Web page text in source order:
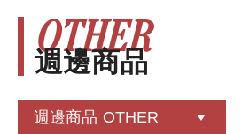
週邊商品
OTHER
週邊商品 OTHER